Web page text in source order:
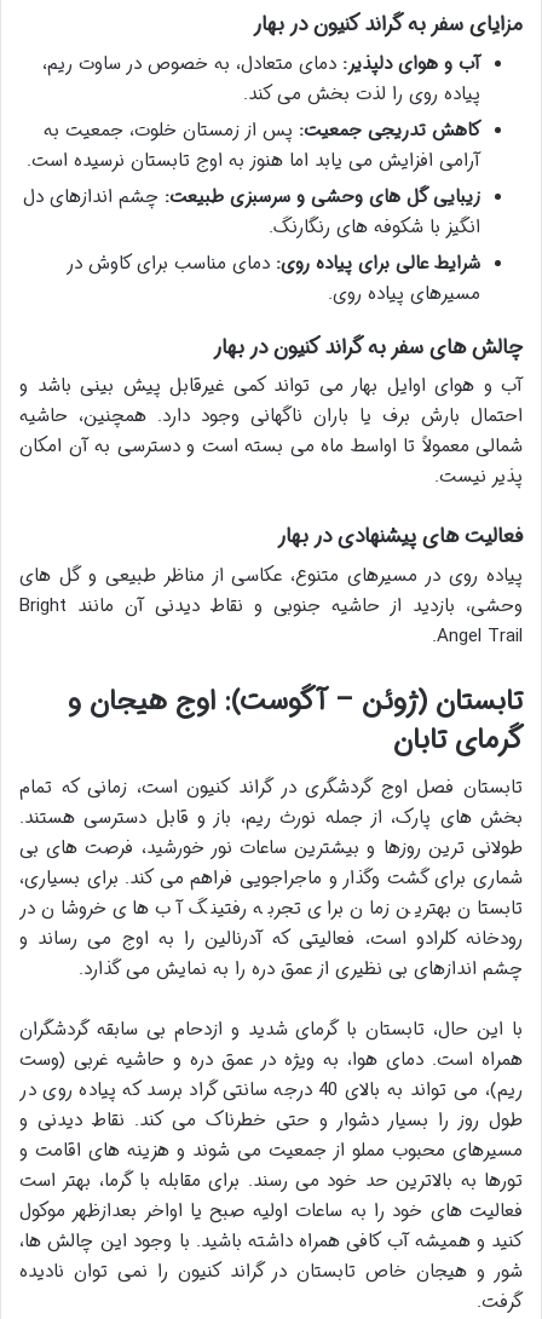
مزایای سفر به گراند کنیون در بهار
آب و هوای دلپذیر: دمای متعادل، به خصوص در ساوت ریم،
پیاده روی را لذت بخش می کند.
کاهش تدریجی جمعیت: پس از زمستان خلوت، جمعیت به
آرامی افزایش می یابد اما هنوز به اوج تابستان نرسیده است.
زیبایی گل های وحشی و سرسبزی طبیعت: چشم اندازهای دل
انگیز با شکوفه های رنگارنگ.
شرایط عالی برای پیاده روی: دمای مناسب برای کاوش در
مسیرهای پیاده روی.
چالش های سفر به گراند کنیون در بهار
آب و هوای اوایل بهار می تواند کمی غیرقابل پیش بینی باشد و
احتمال بارش برف یا باران ناگهانی وجود دارد. همچنین، حاشیه
شمالی معمولاً تا اواسط ماه می بسته است و دسترسی به آن امکان
پذیر نیست.
فعالیت های پیشنهادی در بهار
پیاده روی در مسیرهای متنوع، عکاسی از مناظر طبیعی و گل های
وحشی، بازدید از حاشیه جنوبی و نقاط دیدنی آن مانند Bright
Angel Trail.
تابستان (ژوئن – آگوست): اوج هیجان و
گرمای تابان
تابستان فصل اوج گردشگری در گراند کنیون است، زمانی که تمام
بخش های پارک، از جمله نورث ریم، باز و قابل دسترسی هستند.
طولانی ترین روزها و بیشترین ساعات نور خورشید، فرصت های بی
شماری برای گشت وگذار و ماجراجویی فراهم می کند. برای بسیاری،
تابستان بهترین زمان برای تجربه رفتینگ آب های خروشان در
رودخانه کلرادو است، فعالیتی که آدرنالین را به اوج می رساند و
چشم اندازهای بی نظیری از عمق دره را به نمایش می گذارد.
با این حال، تابستان با گرمای شدید و ازدحام بی سابقه گردشگران
همراه است. دمای هوا، به ویژه در عمق دره و حاشیه غربی (وست
ریم)، می تواند به بالای 40 درجه سانتی گراد برسد که پیاده روی در
طول روز را بسیار دشوار و حتی خطرناک می کند. نقاط دیدنی و
مسیرهای محبوب مملو از جمعیت می شوند و هزینه های اقامت و
تورها به بالاترین حد خود می رسند. برای مقابله با گرما، بهتر است
فعالیت های خود را به ساعات اولیه صبح یا اواخر بعدازظهر موکول
کنید و همیشه آب کافی همراه داشته باشید. با وجود این چالش ها،
شور و هیجان خاص تابستان در گراند کنیون را نمی توان نادیده
گرفت.